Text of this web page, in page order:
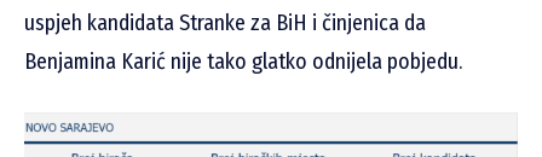
uspjeh kandidata Stranke za BiH i činjenica da
Benjamina Karić nije tako glatko odnijela pobjedu.